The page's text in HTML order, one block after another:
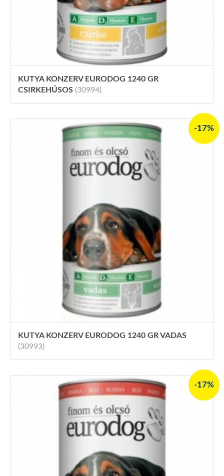
KUTYA KONZERV EURODOG 1240 GR
CSIRKEHÚSOS (30994)
-17%
KUTYA KONZERV EURODOG 1240 GR VADAS
(30993)
-17%